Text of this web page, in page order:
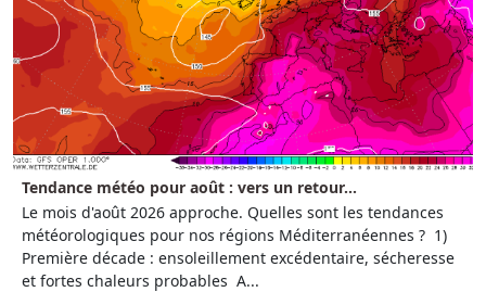
Tendance météo pour août : vers un retour...
Le mois d'août 2026 approche. Quelles sont les tendances
météorologiques pour nos régions Méditerranéennes ? 1)
Première décade : ensoleillement excédentaire, sécheresse
et fortes chaleurs probables A...